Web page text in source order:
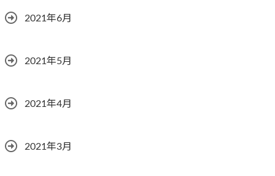
2021年6月
2021年5月
2021年4月
2021年3月